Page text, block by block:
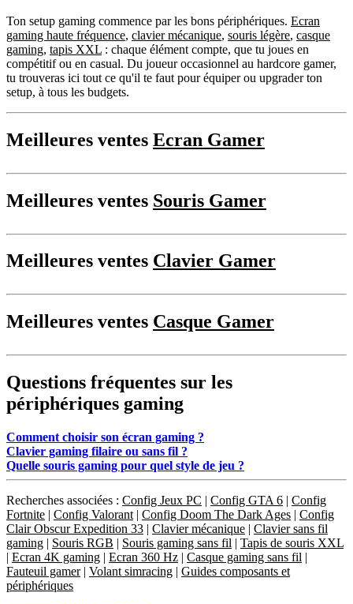
Ton setup gaming commence par les bons périphériques. Ecran
gaming haute fréquence, clavier mécanique, souris légère, casque
gaming, tapis XXL : chaque élément compte, que tu joues en
compétitif ou en casual. Du joueur occasionnel au hardcore gamer,
tu trouveras ici tout ce qu'il te faut pour équiper ou upgrader ton
setup, à tous les budgets.
Meilleures ventes Ecran Gamer
Meilleures ventes Souris Gamer
Meilleures ventes Clavier Gamer
Meilleures ventes Casque Gamer
Questions fréquentes sur les
périphériques gaming
Comment choisir son écran gaming ?
Clavier gaming filaire ou sans fil ?
Quelle souris gaming pour quel style de jeu ?
Recherches associées : Config Jeux PC | Config GTA 6 | Config
Fortnite | Config Valorant | Config Doom The Dark Ages | Config
Clair Obscur Expedition 33 | Clavier mécanique | Clavier sans fil
gaming | Souris RGB | Souris gaming sans fil | Tapis de souris XXL
| Ecran 4K gaming | Ecran 360 Hz | Casque gaming sans fil |
Fauteuil gamer| Volant simracing | Guides composants et
périphériques